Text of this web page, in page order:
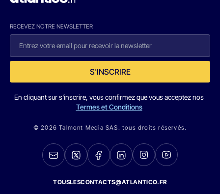
RECEVEZ NOTRE NEWSLETTER
S'INSCRIRE
En cliquant sur s'inscrire, vous confirmez que vous acceptez nos
Termes et Conditions
© 2026 Talmont Media SAS. tous droits réservés.
TOUSLESCONTACTS@ATLANTICO.FR